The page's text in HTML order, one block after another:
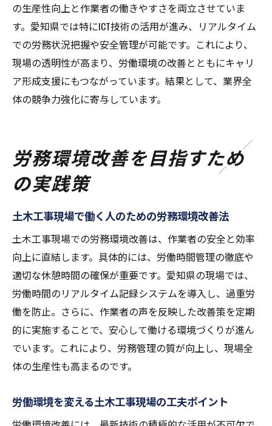
の生産性向上と作業者の働きやすさを両立させていま
す。愛知県では特にICT技術の活用が進み、リアルタイム
での労務状況把握や安全管理が可能です。これにより、
現場の透明性が高まり、労働環境の改善とともにキャリ
ア形成支援にもつながっています。結果として、業界全
体の競争力強化に寄与しています。
労務環境改善を目指すため
の実践策
土木工事現場で働く人のための労務環境改善法
土木工事現場での労務環境改善は、作業者の安全と効率
向上に直結します。具体的には、労働時間管理の徹底や
適切な休憩時間の確保が重要です。愛知県の現場では、
労働時間のリアルタイム記録システムを導入し、過重労
働を防止。さらに、作業者の声を反映した改善策を定期
的に実施することで、安心して働ける環境づくりが進ん
でいます。これにより、労務管理の質が向上し、現場全
体の生産性も高まるのです。
労働環境を変える土木工事現場の工夫ポイント